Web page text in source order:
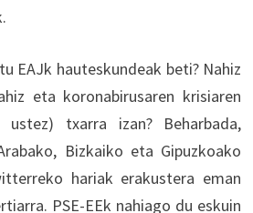
EAJk hauteskundeak beti? Nahiz
eta koronabirusaren krisiaren
ustez) txarra izan? Beharbada,
Bizkaiko eta Gipuzkoako
hariak erakustera eman
PSE-EEk nahiago du eskuin